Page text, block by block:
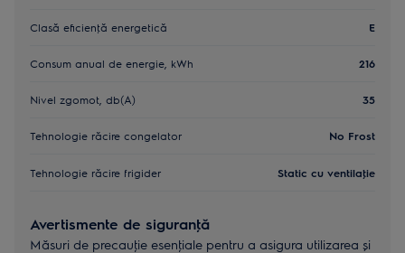
Clasă eficienţă energetică E
Consum anual de energie, kWh 216
Nivel zgomot, db(A) 35
Tehnologie răcire congelator No Frost
Tehnologie răcire frigider Static cu ventilaţie
Avertismente de siguranţă
Măsuri de precauţie esenţiale pentru a asigura utilizarea și